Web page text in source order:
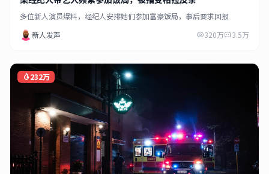
多位新人演员爆料，经纪人安排她们参加富豪饭局，事后要求回报
新人发声
320万 3.5万
232万